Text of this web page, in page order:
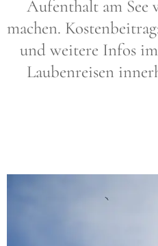
Aufenthalt am See
machen.
und weitere Infos
Laubenreisen